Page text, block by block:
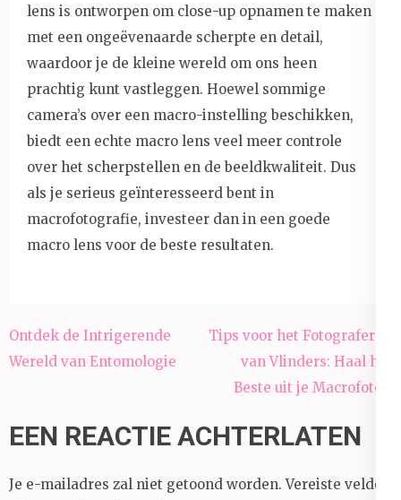
lens is ontworpen om close-up opnamen te maken
met een ongeëvenaarde scherpte en detail,
waardoor je de kleine wereld om ons heen
prachtig kunt vastleggen. Hoewel sommige
camera’s over een macro-instelling beschikken,
biedt een echte macro lens veel meer controle
over het scherpstellen en de beeldkwaliteit. Dus
als je serieus geïnteresseerd bent in
macrofotografie, investeer dan in een goede
macro lens voor de beste resultaten.
Berichtnavigatie
Ontdek de Intrigerende
Wereld van Entomologie
Tips voor het Fotograferen
van Vlinders: Haal het
Beste uit je Macrofoto’s
EEN REACTIE ACHTERLATEN
Je e-mailadres zal niet getoond worden. Vereiste velden